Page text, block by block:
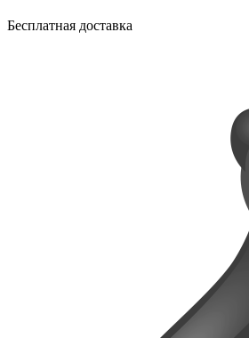
Бесплатная доставка